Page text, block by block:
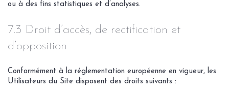
ou à des fins statistiques et d’analyses.
7.3 Droit d’accès, de rectification et
d’opposition
Conformément à la réglementation européenne en vigueur, les
Utilisateurs du Site disposent des droits suivants :